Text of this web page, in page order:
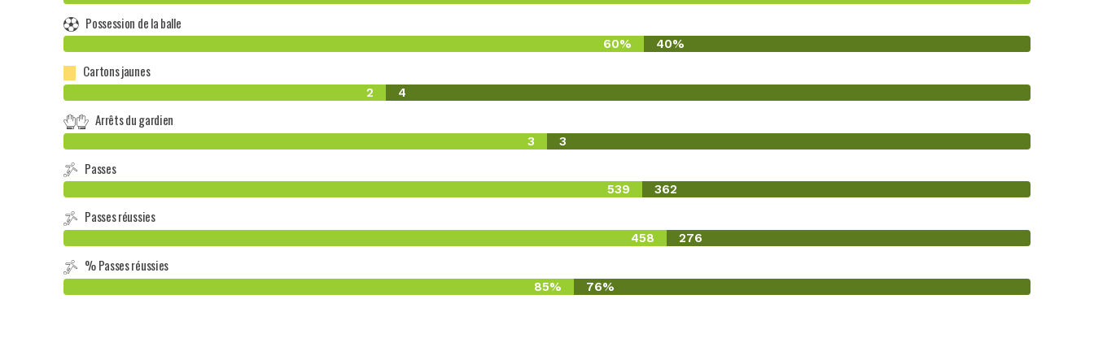
Possession de la balle
60% 40%
Cartons jaunes
2 4
Arrêts du gardien
3 3
Passes
539 362
Passes réussies
458 276
% Passes réussies
85% 76%